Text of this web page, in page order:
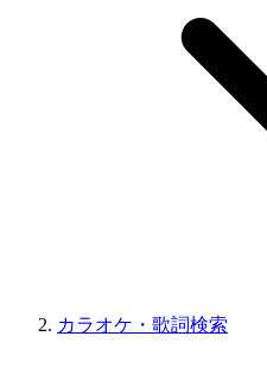
カラオケ・歌詞検索